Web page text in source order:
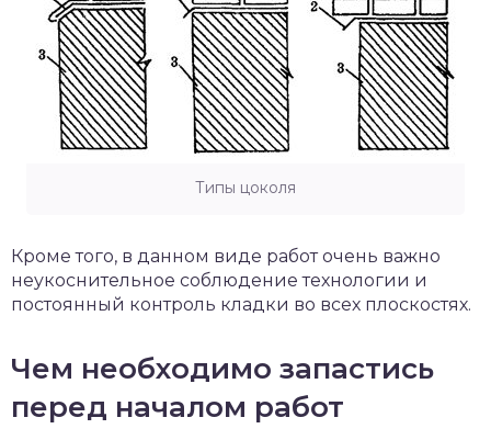
Типы цоколя
Кроме того, в данном виде работ очень важно
неукоснительное соблюдение технологии и
постоянный контроль кладки во всех плоскостях.
Чем необходимо запастись
перед началом работ